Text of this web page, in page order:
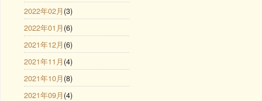
2022年02月 (3)
2022年01月 (6)
2021年12月 (6)
2021年11月 (4)
2021年10月 (8)
2021年09月 (4)